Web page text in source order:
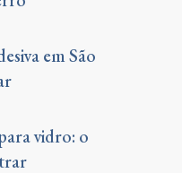
em São
vidro: o